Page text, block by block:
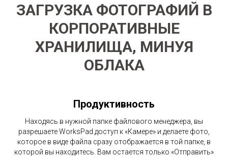
ЗАГРУЗКА ФОТОГРАФИЙ В
КОРПОРАТИВНЫЕ
ХРАНИЛИЩА, МИНУЯ
ОБЛАКА
Продуктивность
Находясь в нужной папке файлового менеджера, вы
разрешаете WorksPad доступ к «Камере» и делаете фото,
которое в виде файла сразу отображается в той папке, в
которой вы находитесь. Вам остается только «Отправить»